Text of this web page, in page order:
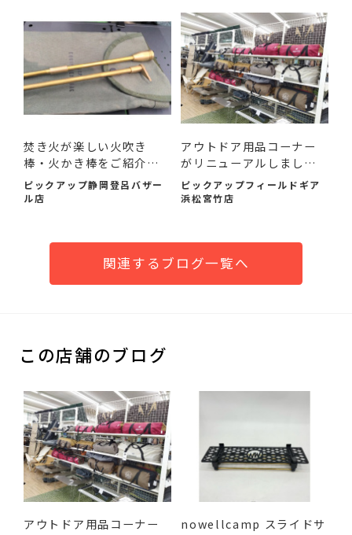
焚き火が楽しい火吹き
棒・火かき棒をご紹介い
たし...
ピックアップ静岡登呂バザー
ル店
アウトドア用品コーナー
がリニューアルしまし
た！
ピックアップフィールドギア
浜松宮竹店
関連するブログ一覧へ
この店舗のブログ
アウトドア用品コーナー
nowellcamp スライドサ